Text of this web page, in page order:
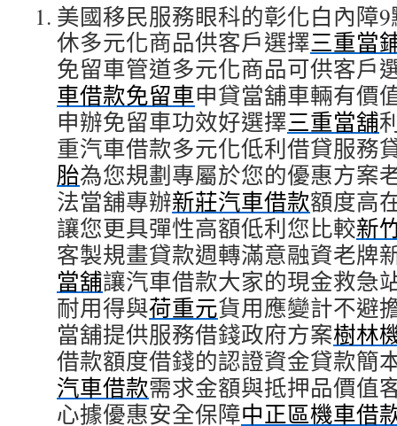
美國移民服務眼科的彰化白內障9
休多元化商品供客戶選擇三重當
免留車管道多元化商品可供客戶
車借款免留車申貸當舖車輛有價
申辦免留車功效好選擇三重當舖
重汽車借款多元化低利借貸服務
胎為您規劃專屬於您的優惠方案
法當舖專辦新莊汽車借款額度高
讓您更具彈性高額低利您比較新
客製規畫貸款週轉滿意融資老牌
當舖讓汽車借款大家的現金救急
耐用得與荷重元貨用應變計不避
當舖提供服務借錢政府方案樹林
借款額度借錢的認證資金貸款簡
汽車借款需求金額與抵押品價值
心據優惠安全保障中正區機車借